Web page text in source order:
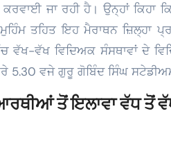
ਕਰਵਾਈ ਜਾ ਰਹੀ ਹੈ। ਉਨ੍ਹਾਂ
ਤਹਿਤ ਇਹ ਮੈਰਾਥਨ ਜ਼ਿਲ੍ਹਾ
ਵੱਖ-ਵੱਖ ਵਿਦਿਅਕ ਸੰਸਥਾਵਾਂ ਦੇ
5.30 ਵਜੇ ਗੁਰੂ ਗੋਬਿੰਦ ਸਿੰਘ
ਤੋਂ ਇਲਾਵਾ ਵੱਧ ਤੋਂ